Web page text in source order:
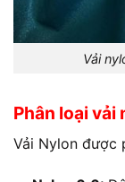
Vải
Phân loại vải
Vải Nylon được